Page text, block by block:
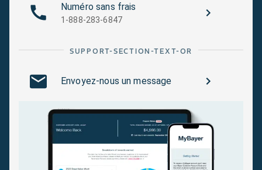
Numéro sans frais
1-888-283-6847
SUPPORT-SECTION-TEXT-OR
Envoyez-nous un message